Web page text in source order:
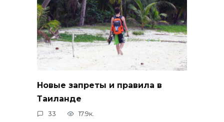
Новые запреты и правила в
Таиланде
33 17.9к.